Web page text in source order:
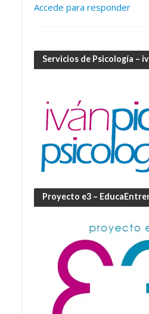
Accede para responder
Servicios de Psicología –
Proyecto e3 –